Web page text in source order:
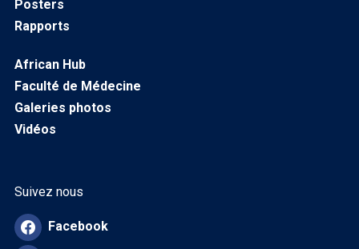
Posters
Rapports
African Hub
Faculté de Médecine
Galeries photos
Vidéos
Suivez nous
Facebook